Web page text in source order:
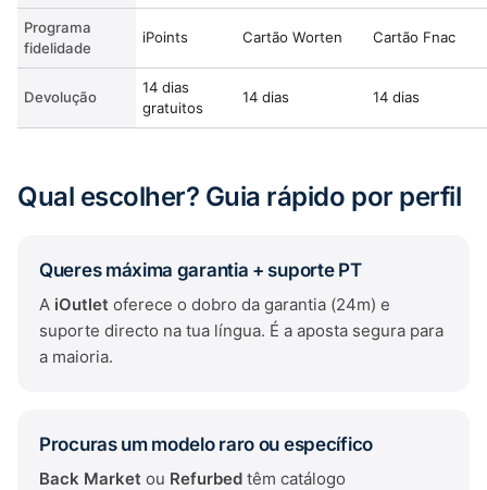
Programa
fidelidade
iPoints Cartão Worten Cartão Fnac
Devolução
14 dias
gratuitos
14 dias 14 dias
Qual escolher? Guia rápido por perfil
Queres máxima garantia + suporte PT
A iOutlet oferece o dobro da garantia (24m) e
suporte directo na tua língua. É a aposta segura para
a maioria.
Procuras um modelo raro ou específico
Back Market ou Refurbed têm catálogo